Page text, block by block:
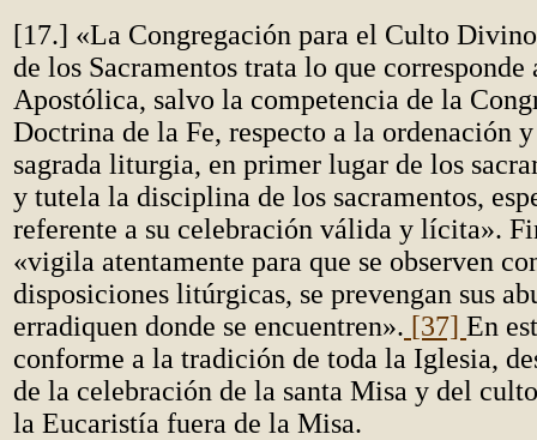
[17.] «La Congregación para el Culto
de los Sacramentos trata lo que corresponde
Apostólica, salvo la competencia de la
Doctrina de la Fe, respecto a la ordenación
sagrada liturgia, en primer lugar de los
y tutela la disciplina de los sacramentos,
referente a su celebración válida y lícita».
«vigila atentamente para que se observen
disposiciones litúrgicas, se prevengan sus
erradiquen donde se encuentren». [37] En
conforme a la tradición de toda la Iglesia,
de la celebración de la santa Misa y del
la Eucaristía fuera de la Misa.